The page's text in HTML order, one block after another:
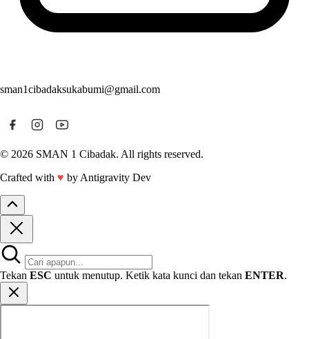
sman1cibadaksukabumi@gmail.com
© 2026 SMAN 1 Cibadak. All rights reserved.
Crafted with ♥ by Antigravity Dev
Tekan ESC untuk menutup. Ketik kata kunci dan tekan ENTER.